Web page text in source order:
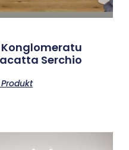
Konglomeratu
Serchio